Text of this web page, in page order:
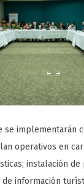
se implementarán
operativos en
instalación de
información